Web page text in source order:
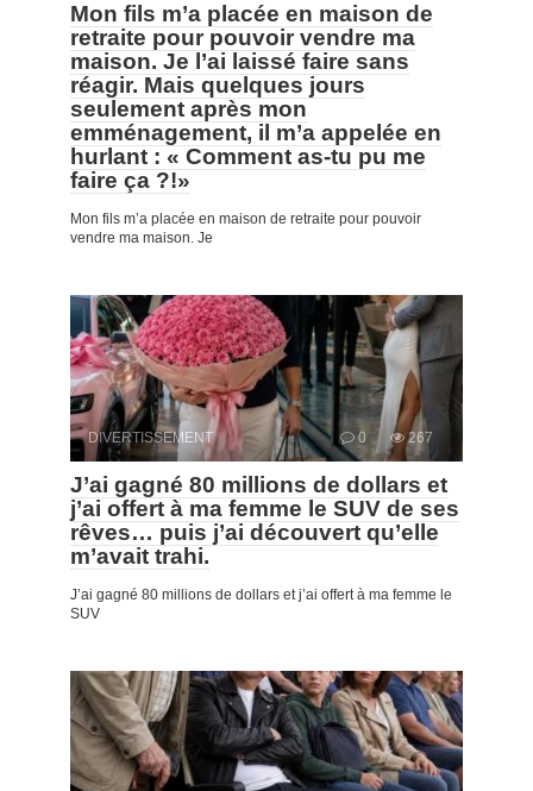
Mon fils m’a placée en maison de
retraite pour pouvoir vendre ma
maison. Je l’ai laissé faire sans
réagir. Mais quelques jours
seulement après mon
emménagement, il m’a appelée en
hurlant : « Comment as-tu pu me
faire ça ?!»
Mon fils m’a placée en maison de retraite pour pouvoir
vendre ma maison. Je
DIVERTISSEMENT 0 267
J’ai gagné 80 millions de dollars et
j’ai offert à ma femme le SUV de ses
rêves… puis j’ai découvert qu’elle
m’avait trahi.
J’ai gagné 80 millions de dollars et j’ai offert à ma femme le
SUV